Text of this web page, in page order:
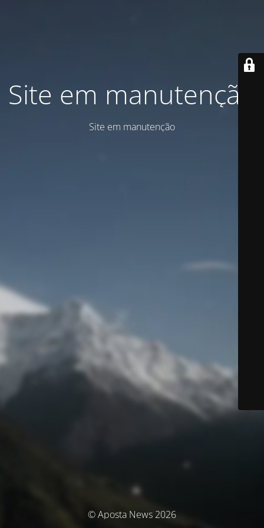
Site em manutenção
Site em manutenção
© Aposta News 2026